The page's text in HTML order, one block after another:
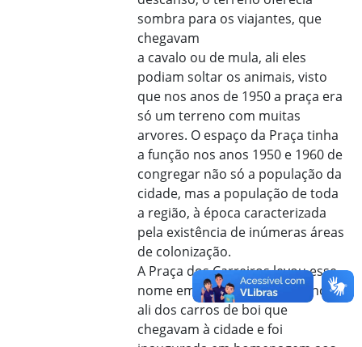
sombra para os viajantes, que
chegavam
a cavalo ou de mula, ali eles
podiam soltar os animais, visto
que nos anos de 1950 a praça era
só um terreno com muitas
arvores. O espaço da Praça tinha
a função nos anos 1950 e 1960 de
congregar não só a população da
cidade, mas a população de toda
a região, à época caracterizada
pela existência de inúmeras áreas
de colonização.
A Praça dos Carreiros levou esse
nome em razão da convergência
ali dos carros de boi que
chegavam à cidade e foi